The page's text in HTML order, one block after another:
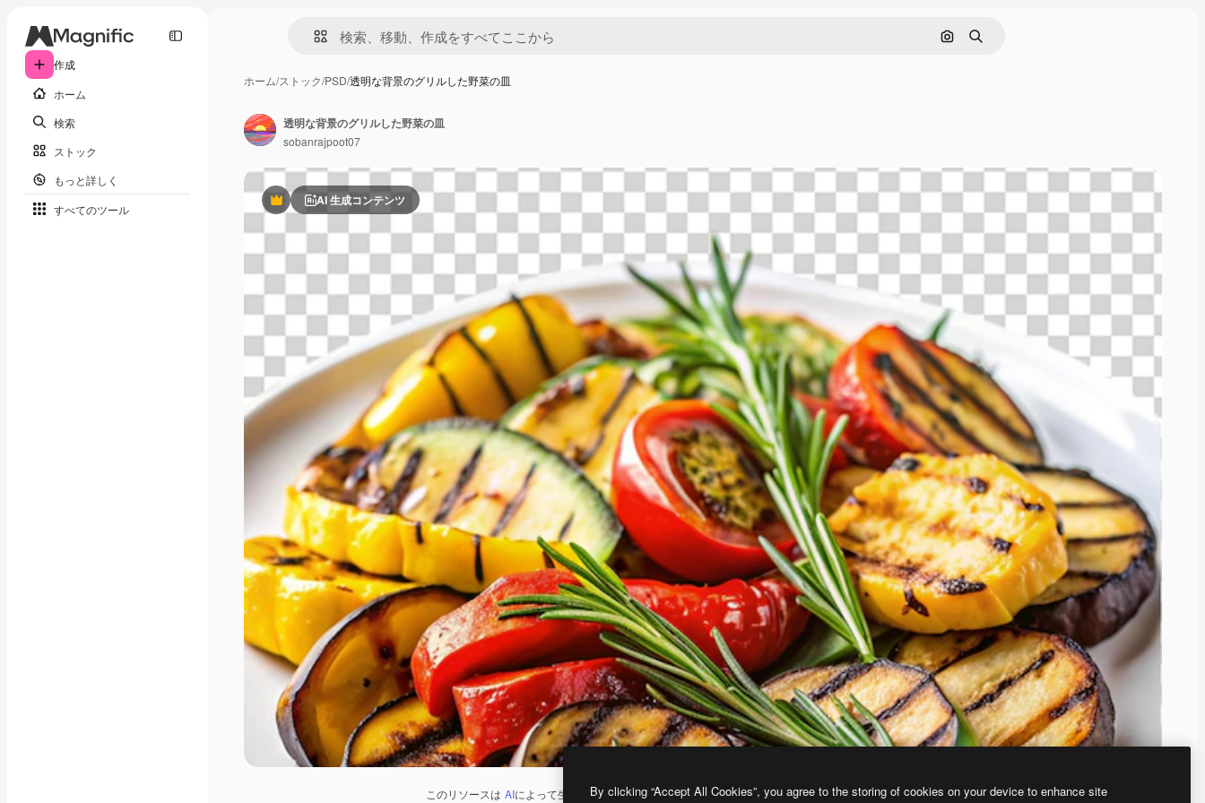
作成
ホーム
検索
ストック
もっと詳しく
すべてのツール
画像で検索
検索
ホーム/ストック/PSD/透明な背景のグリルした野菜の皿
PremiumAI 生成コンテンツ
このリソースは AIによって生成されたものです。 AI画像生成ツールを使うと、あなた独自の画像を作成できます。
透明な背景のグリルした野菜の皿
sobanrajpoot07
By clicking “Accept All Cookies”, you agree to the storing of cookies on your device to enhance site